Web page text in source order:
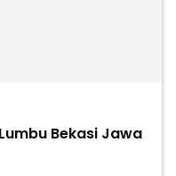
Bekasi Jawa